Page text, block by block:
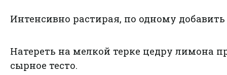
Интенсивно растирая, по одному
Натереть на мелкой терке цедру лимона
сырное тесто.